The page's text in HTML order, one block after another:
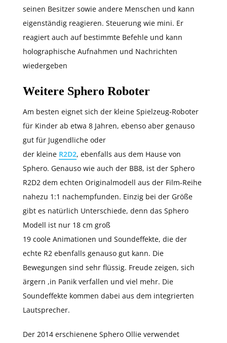
seinen Besitzer sowie andere Menschen und kann
eigenständig reagieren. Steuerung wie mini. Er
reagiert auch auf bestimmte Befehle und kann
holographische Aufnahmen und Nachrichten
wiedergeben
Weitere Sphero Roboter
Am besten eignet sich der kleine Spielzeug-Roboter
für Kinder ab etwa 8 Jahren, ebenso aber genauso
gut für Jugendliche oder
der kleine R2D2, ebenfalls aus dem Hause von
Sphero. Genauso wie auch der BB8, ist der Sphero
R2D2 dem echten Originalmodell aus der Film-Reihe
nahezu 1:1 nachempfunden. Einzig bei der Größe
gibt es natürlich Unterschiede, denn das Sphero
Modell ist nur 18 cm groß
19 coole Animationen und Soundeffekte, die der
echte R2 ebenfalls genauso gut kann. Die
Bewegungen sind sehr flüssig. Freude zeigen, sich
ärgern ,in Panik verfallen und viel mehr. Die
Soundeffekte kommen dabei aus dem integrierten
Lautsprecher.
Der 2014 erschienene Sphero Ollie verwendet